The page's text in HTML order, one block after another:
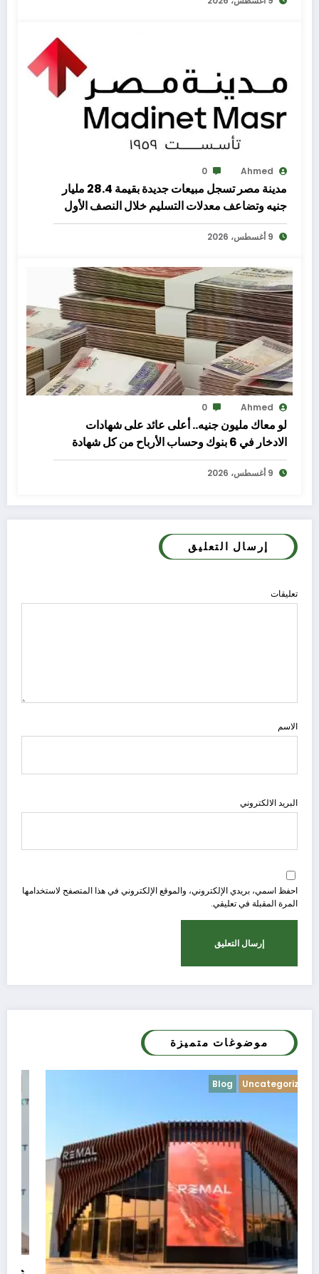
Ahmed
0
مدينة مصر تسجل مبيعات جديدة بقيمة 28.4 مليار
جنيه وتضاعف معدلات التسليم خلال النصف الأول
من 2026
9 أغسطس، 2026
Ahmed
0
لو معاك مليون جنيه.. أعلى عائد على شهادات
الادخار في 6 بنوك وحساب الأرباح من كل شهادة
9 أغسطس، 2026
إرسال التعليق
تعليقات
الاسم
البريد الالكتروني
احفظ اسمي، بريدي الإلكتروني، والموقع الإلكتروني في هذا المتصفح لاستخدامها
المرة المقبلة في تعليقي.
موضوغات متميزة
Uncategorized